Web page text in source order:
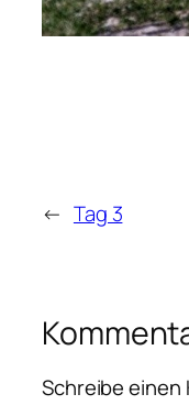
← Tag 3
Schreibe einen